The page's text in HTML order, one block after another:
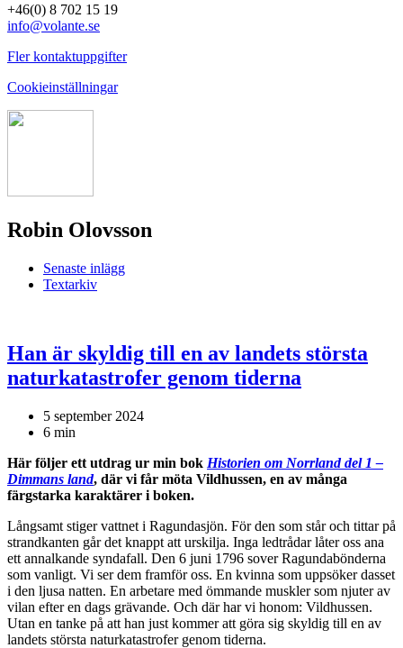
+46(0) 8 702 15 19
info@volante.se
Fler kontaktuppgifter
Cookieinställningar
Robin Olovsson
Senaste inlägg
Textarkiv
Han är skyldig till en av landets största
naturkatastrofer genom tiderna
5 september 2024
6 min
Här följer ett utdrag ur min bok Historien om Norrland del 1 –
Dimmans land, där vi får möta Vildhussen, en av många
färgstarka karaktärer i boken.
Långsamt stiger vattnet i Ragundasjön. För den som står och tittar på
strandkanten går det knappt att urskilja. Inga ledtrådar låter oss ana
ett annalkande syndafall. Den 6 juni 1796 sover Ragundabönderna
som vanligt. Vi ser dem framför oss. En kvinna som uppsöker dasset
i den ljusa natten. En arbetare med ömmande muskler som njuter av
vilan efter en dags grävande. Och där har vi honom: Vildhussen.
Utan en tanke på att han just kommer att göra sig skyldig till en av
landets största naturkatastrofer genom tiderna.